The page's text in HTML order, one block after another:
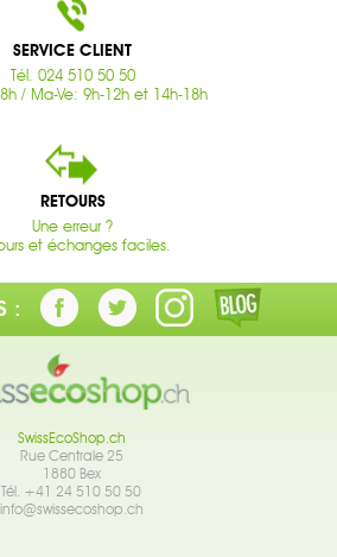
SERVICE CLIENT
Tél. 024 510 50 50
/ Ma-Ve: 9h-12h et 14h-18h
RETOURS
Une erreur ?
et échanges faciles.
:
SwissEcoShop.ch
Rue Centrale 25
1880 Bex
Tél. +41 24 510 50 50
info@swissecoshop.ch